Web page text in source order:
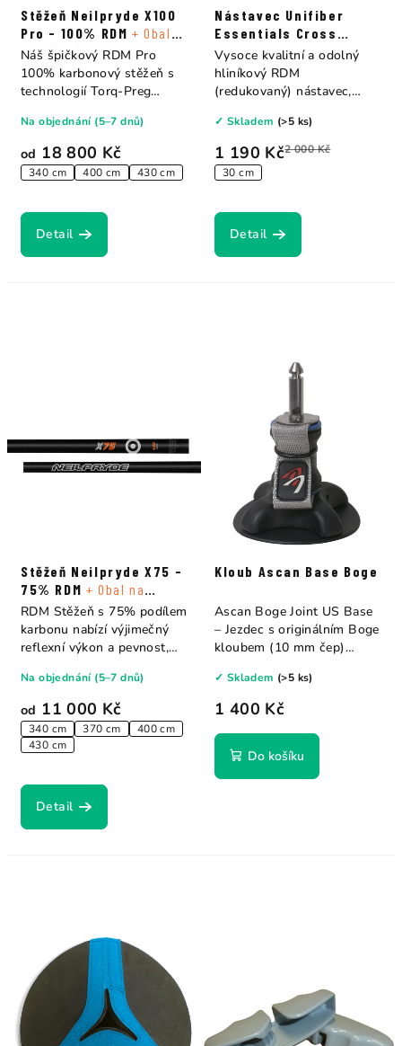
Stěžeň Neilpryde X100
Pro - 100% RDM + Obal
na stěžeň
od 18 800 Kč
340 cm 400 cm 430 cm
Na objednání (5–7 dnů)
Detail
Náš špičkový RDM Pro
100% karbonový stěžeň s
technologií Torq-Preg
Nástavec Unifiber
Essentials Cross
Pulley RDM
1 190 Kč2 000 Kč
30 cm
✓ Skladem (>5 ks)
Detail
Vysoce kvalitní a odolný
hliníkový RDM
(redukovaný) nástavec,
Stěžeň Neilpryde X75 -
75% RDM + Obal na
stěžeň
od 11 000 Kč
340 cm 370 cm
400 cm
430 cm
Na objednání (5–7 dnů)
Detail
RDM Stěžeň s 75% podílem
karbonu nabízí výjimečný
reflexní výkon a pevnost,
Kloub Ascan Base Boge
1 400 Kč
✓ Skladem (>5 ks)
Do košíku
Ascan Boge Joint US Base
– Jezdec s originálním Boge
kloubem (10 mm čep)